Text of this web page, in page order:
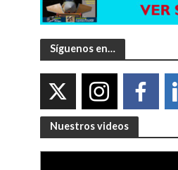
Síguenos en…
Nuestros videos